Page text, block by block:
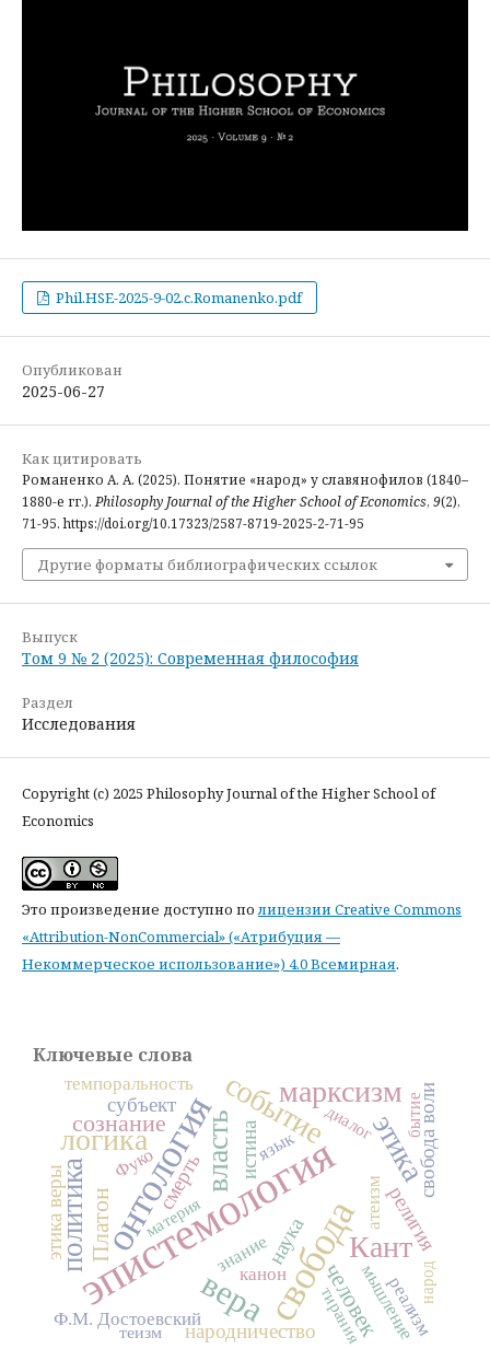
Phil.HSE-2025-9-02.c.Romanenko.pdf
Опубликован
2025-06-27
Как цитировать
Романенко А. А. (2025). Понятие «народ» у славянофилов (1840–
1880-е гг.).Philosophy Journal of the Higher School of Economics, 9(2),
71-95. https://doi.org/10.17323/2587-8719-2025-2-71-95
Другие форматы библиографических ссылок
Выпуск
Том 9 № 2 (2025): Современная философия
Раздел
Исследования
Copyright (c) 2025 Philosophy Journal of the Higher School of
Economics
Это произведение доступно полицензии Creative Commons
«Attribution-NonCommercial» («Атрибуция —
Некоммерческое использование») 4.0 Всемирная.
Ключевые слова
эпистемология
свобода
онтология
вера
Кант
событие этика
власть
марксизм
логика
политика
человек
сознание
Платон
субъект
наука религия
этика веры
свобода воли
истина
смерть
народничество
Ф.М. Достоевский мышление
канон
темпоральность
реализм
знание
Фуко
атеизм
язык
тирания
диалог
народ
теизм
материя
бытие